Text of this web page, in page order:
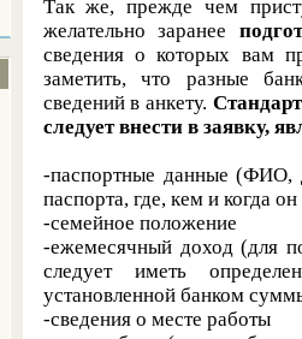
Так же, прежде чем
желательно заранее
сведения о которых вам
заметить, что разные
сведений в анкету.
следует внести в заявку,
-паспортные данные (ФИО,
паспорта, где, кем и когда
-семейное положение
-ежемесячный доход (для
следует иметь
установленной банком
-сведения о месте работы